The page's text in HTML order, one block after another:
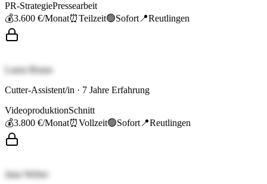
PR-StrategiePressearbeit
💰3.600 €/Monat⏰Teilzeit🟢Sofort 📍Reutlingen
Laura Braun
Cutter-Assistent/in · 7 Jahre Erfahrung
VideoproduktionSchnitt
💰3.800 €/Monat⏰Vollzeit🟢Sofort 📍Reutlingen
Jana Weber